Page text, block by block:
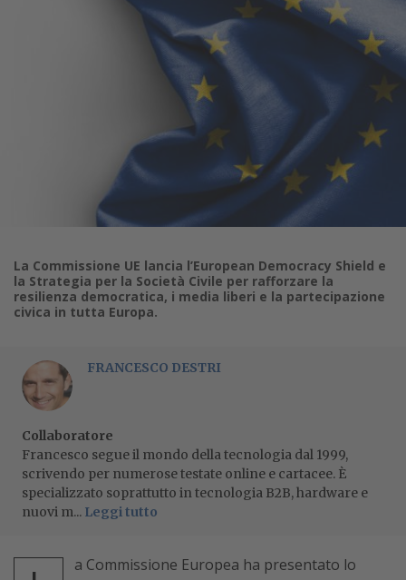
La Commissione UE lancia l’European Democracy Shield e
la Strategia per la Società Civile per rafforzare la
resilienza democratica, i media liberi e la partecipazione
civica in tutta Europa.
FRANCESCO DESTRI
Collaboratore
Francesco segue il mondo della tecnologia dal 1999,
scrivendo per numerose testate online e cartacee. È
specializzato soprattutto in tecnologia B2B, hardware e
nuovi m... Leggi tutto
a Commissione Europea ha presentato lo